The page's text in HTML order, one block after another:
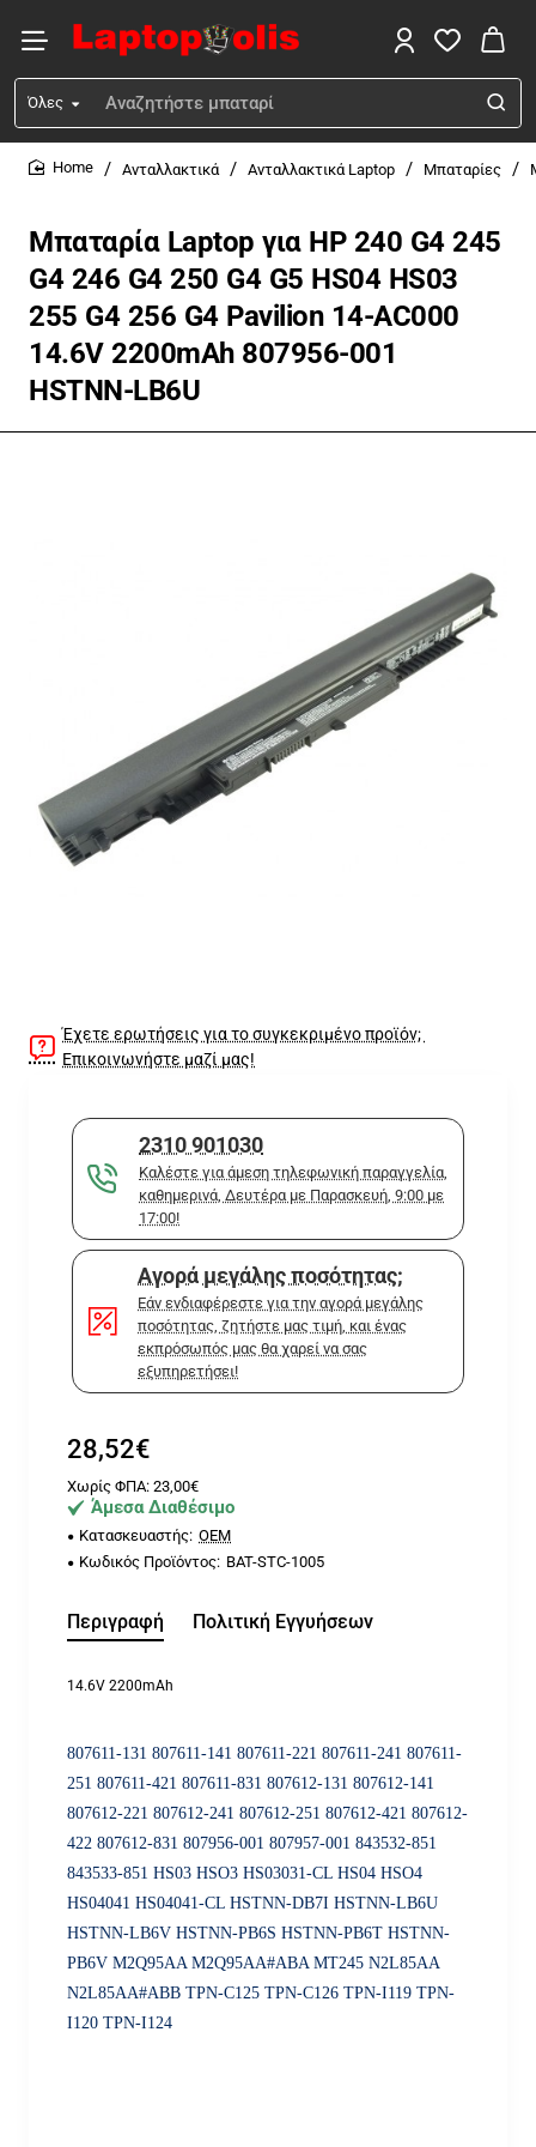
Όλες
Αναζήτηση
...
Μπαταρία Laptop για HP 240 G4 245
G4 246 G4 250 G4 G5 HS04 HS03
255 G4 256 G4 Pavilion 14-AC000
14.6V 2200mAh 807956-001
HSTNN-LB6U
Ανταλλακτικά Ανταλλακτικά Laptop Μπαταρίες
Έχετε ερωτήσεις για το συγκεκριμένο προϊόν;
Επικοινωνήστε μαζί μας!
2310 901030
Καλέστε για άμεση τηλεφωνική παραγγελία,
καθημερινά, Δευτέρα με Παρασκευή, 9:00 με
17:00!
Αγορά μεγάλης ποσότητας;
Εάν ενδιαφέρεστε για την αγορά μεγάλης
ποσότητας, ζητήστε μας τιμή, και ένας
εκπρόσωπός μας θα χαρεί να σας
εξυπηρετήσει!
28,52€
Χωρίς ΦΠΑ: 23,00€
Άμεσα Διαθέσιμο
Κατασκευαστής: OEM
Κωδικός Προϊόντος: BAT-STC-1005
Περιγραφή Πολιτική Εγγυήσεων
14.6V 2200mAh
807611-131 807611-141 807611-221 807611-241 807611-
251 807611-421 807611-831 807612-131 807612-141
807612-221 807612-241 807612-251 807612-421 807612-
422 807612-831 807956-001 807957-001 843532-851
843533-851 HS03 HSO3 HS03031-CL HS04 HSO4
HS04041 HS04041-CL HSTNN-DB7I HSTNN-LB6U
HSTNN-LB6V HSTNN-PB6S HSTNN-PB6T HSTNN-
PB6V M2Q95AA M2Q95AA#ABA MT245 N2L85AA
N2L85AA#ABB TPN-C125 TPN-C126 TPN-I119 TPN-
I120 TPN-I124